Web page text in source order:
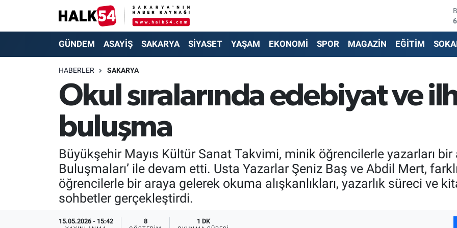
GÜNDEM ASAYİŞ SAKARYA SİYASET YAŞAM EKONOMİ SPOR MAGAZİN EĞİTİM
HABERLER SAKARYA
Okul sıralarında edebiyat ve
buluşma
Büyükşehir Mayıs Kültür Sanat Takvimi, minik öğrencilerle yazarları bir
Buluşmaları’ ile devam etti. Usta Yazarlar Şeniz Baş ve Abdil Mert,
öğrencilerle bir araya gelerek okuma alışkanlıkları, yazarlık süreci ve
sohbetler gerçekleştirdi.
15.05.2026 - 15:42 8 1 DK
GÜNDEM
SAKARYA
EKONOMİ
SOKAK RÖPORTAJLARI
Adapazarı Nöbetçi Eczaneler
Adapazarı Trafik Yoğunluk Haritası
Süper Lig Puan Durumu ve Fikstür
Son Dakika Haberleri
Haber Arşivi